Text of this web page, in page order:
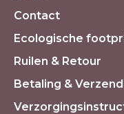
Contact
Ecologische
Ruilen & Retour
Betaling &